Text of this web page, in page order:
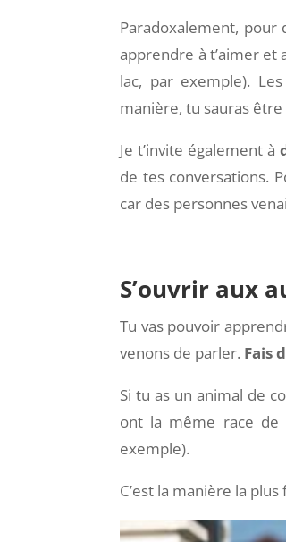
Paradoxalement, pour
apprendre à t’aimer et
lac, par exemple).
manière, tu sauras
Je t’invite également à
de tes conversations.
car des personnes
S’ouvrir aux
Tu vas pouvoir
venons de parler. Fais
Si tu as un animal de
ont la même race de
exemple).
C’est la manière la